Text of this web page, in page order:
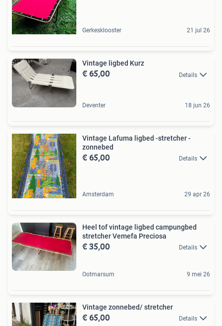
Gerkesklooster 21 jul 26
Vintage ligbed Kurz
€ 65,00 Details
Deventer 18 jun 26
Vintage Lafuma ligbed -stretcher -
zonnebed
€ 65,00 Details
Amsterdam 29 apr 26
Heel tof vintage ligbed campungbed
stretcher Vemefa Preciosa
€ 35,00 Details
Ootmarsum 9 mei 26
Vintage zonnebed/ stretcher
€ 65,00 Details